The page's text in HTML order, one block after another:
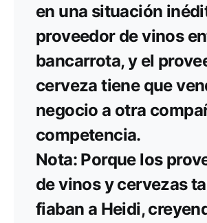
en una situación
proveedor de vinos
bancarrota, y el
cerveza tiene que
negocio a otra
competencia.
Nota: Porque los
de vinos y cervezas
fiaban a Heidi,